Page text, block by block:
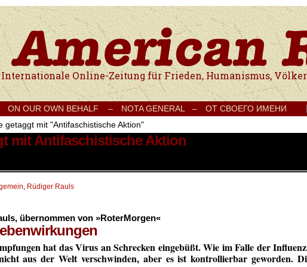
Onlinezeitung für Frieden, Humanismus, Völkerverständigung und
ON OUR OWN BEHALF – NOTA GENERAL – ОТ СВОЕГО ИМЕНИ
getaggt mit "Antifaschistische Aktion"
mit Antifaschistische Aktion
, Rüdiger Rauls
übernommen von »RoterMorgen«
hat das Virus an Schrecken eingebüßt. Wie im Falle der
aus der Welt verschwinden, aber es ist kontrollierbar geworden.